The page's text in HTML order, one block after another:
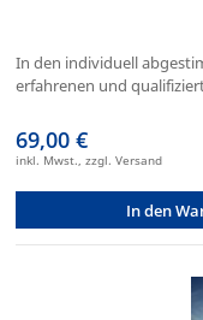
In den individuell
erfahrenen und
69,00 €
inkl. Mwst., zzgl. Versand
In den